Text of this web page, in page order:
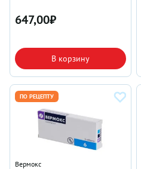
647,00₽
В корзину
ПО РЕЦЕПТУ
Вермокс